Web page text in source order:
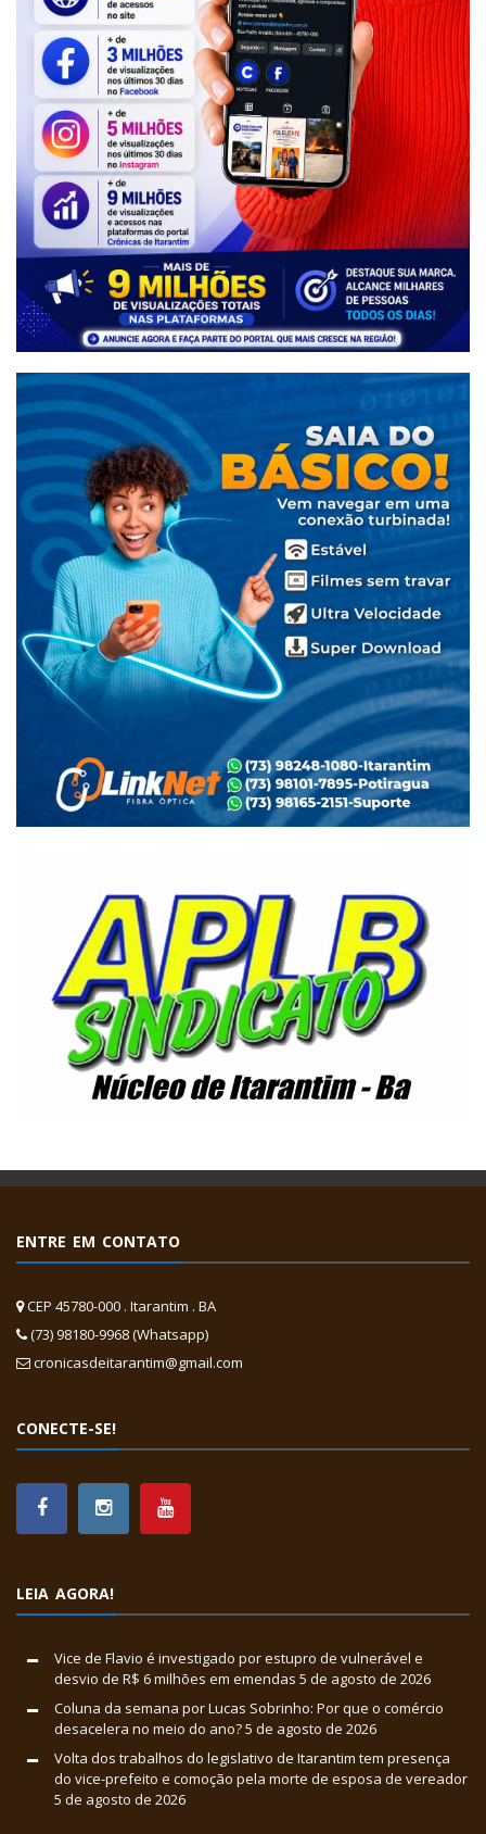
ENTRE EM CONTATO
CEP 45780-000 . Itarantim . BA
(73) 98180-9968 (Whatsapp)
cronicasdeitarantim@gmail.com
CONECTE-SE!
LEIA AGORA!
Vice de Flavio é investigado por estupro de vulnerável e
desvio de R$ 6 milhões em emendas 5 de agosto de 2026
Coluna da semana por Lucas Sobrinho: Por que o comércio
desacelera no meio do ano?5 de agosto de 2026
Volta dos trabalhos do legislativo de Itarantim tem presença
do vice-prefeito e comoção pela morte de esposa de vereador
5 de agosto de 2026